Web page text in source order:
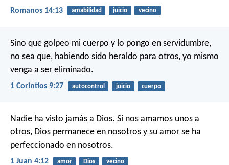
Romanos 14:13 amabilidad juicio vecino
Sino que golpeo mi cuerpo y lo pongo en servidumbre,
no sea que, habiendo sido heraldo para otros, yo mismo
venga a ser eliminado.
1 Corintios 9:27 autocontrol juicio cuerpo
Nadie ha visto jamás a Dios. Si nos amamos unos a
otros, Dios permanece en nosotros y su amor se ha
perfeccionado en nosotros.
1 Juan 4:12 amor Dios vecino